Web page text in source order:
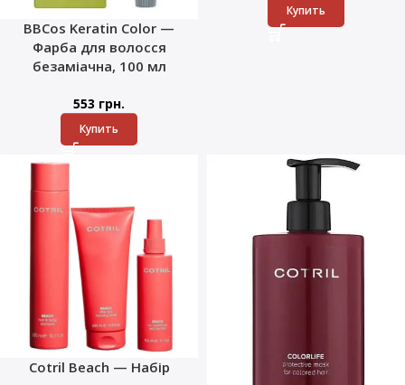
BBCos Keratin Color —
Фарба для волосся
безаміачна, 100 мл
553 грн.
Купить
Купить
Cotril Beach — Набір